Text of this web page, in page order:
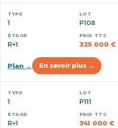
1 P108
R+1 325 000 €
Plan → En savoir plus →
1 P111
R+1 341 000 €